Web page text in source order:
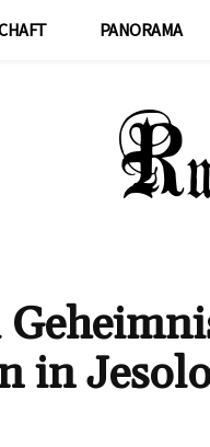
PANORAMA
in